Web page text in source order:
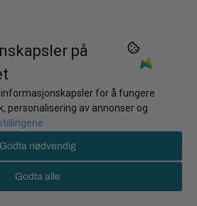
på
for å fungere
personalisering av annonser og
Godta nødvendig
Godta alle